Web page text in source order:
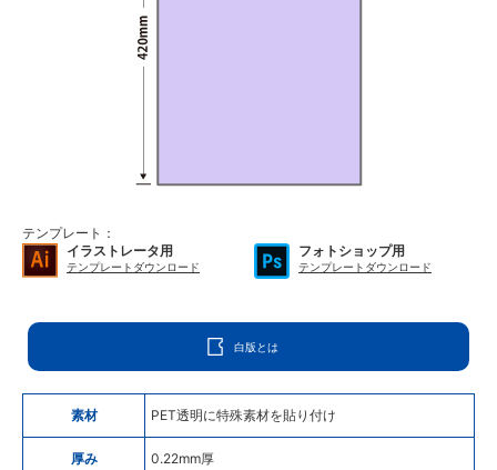
テンプレート：
イラストレータ用
テンプレートダウンロード
フォトショップ用
テンプレートダウンロード
白版とは
素材 PET透明に特殊素材を貼り付け
厚み 0.22mm厚